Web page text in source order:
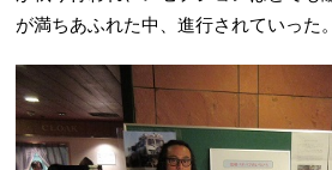
が満ちあふれた中、進行されていった。